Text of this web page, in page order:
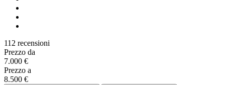
112 recensioni
Prezzo da
7.000 €
Prezzo a
8.500 €